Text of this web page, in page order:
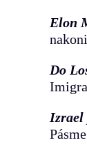
Elon
Do
Izrael